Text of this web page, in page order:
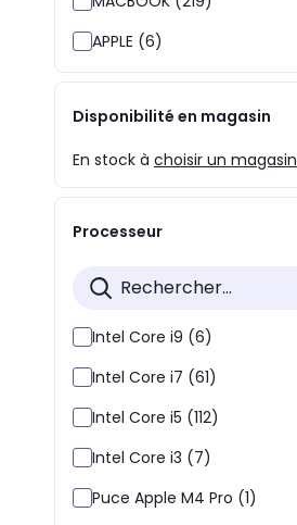
APPLE (6)
Disponibilité en magasin
En stock à choisir un magasin
Processeur
Intel Core i9 (6)
Intel Core i7 (61)
Intel Core i5 (112)
Intel Core i3 (7)
Puce Apple M4 Pro (1)